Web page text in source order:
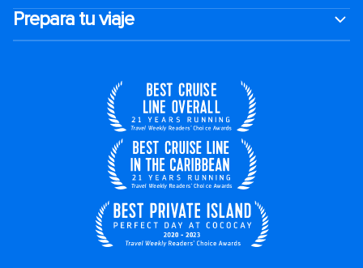
Prepara tu viaje